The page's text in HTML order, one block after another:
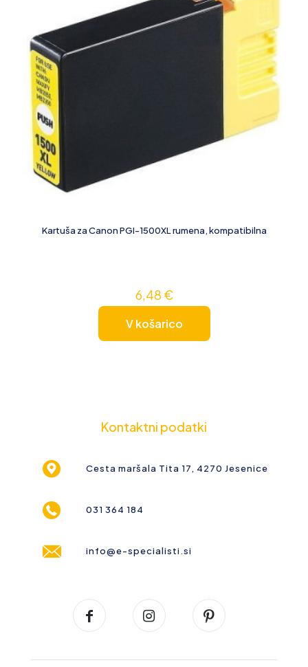
Kartuša za Canon PGI-1500XL rumena, kompatibilna
6,48 €
V košarico
Kontaktni podatki
Cesta maršala Tita 17, 4270 Jesenice
031 364 184
info@e-specialisti.si